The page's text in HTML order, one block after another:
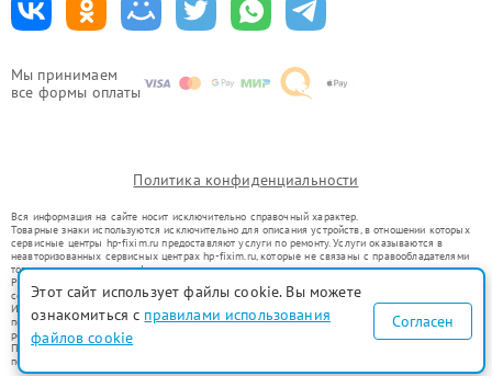
Мы принимаем
все формы оплаты
Политика конфиденциальности
Вся информация на сайте носит исключительно справочный характер.
Товарные знаки используются исключительно для описания устройств, в отношении которых
сервисные центры hp-fixim.ru предоставляют услуги по ремонту. Услуги оказываются в
неавторизованных сервисных центрах hp-fixim.ru, которые не связаны с правообладателями
товарных знаков или их официальными представителями.
Ремонт осуществляется для устройств, уже введенных в гражданский оборот в соответствии
со статьей 1487 ГК РФ.
Использование товарных знаков не преследует цели индивидуализации услуг или введения
потребителей в заблуждение, а служит для информирования о предоставляемых услугах по
ремонту техники указанных брендов.
Представленная на сайте информация не является публичной офертой, определяемой
положениями Статьи 437(2) Гражданского кодекса РФ
Этот сайт использует файлы cookie. Вы можете
ознакомиться с правилами использования
файлов cookie
Согласен